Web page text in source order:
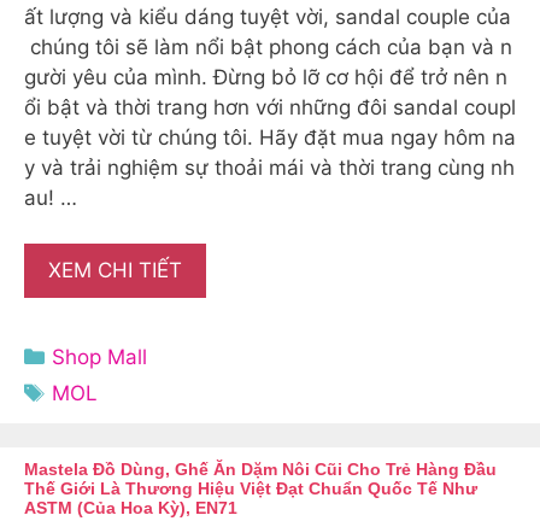
ất lượng và kiểu dáng tuyệt vời, sandal couple của
chúng tôi sẽ làm nổi bật phong cách của bạn và n
gười yêu của mình. Đừng bỏ lỡ cơ hội để trở nên n
ổi bật và thời trang hơn với những đôi sandal coupl
e tuyệt vời từ chúng tôi. Hãy đặt mua ngay hôm na
y và trải nghiệm sự thoải mái và thời trang cùng nh
au! …
XEM CHI TIẾT
Danh
mục
Shop Mall
Thẻ
MOL
Mastela Đồ Dùng, Ghế Ăn Dặm Nôi Cũi Cho Trẻ Hàng Đầu
Thế Giới Là Thương Hiệu Việt Đạt Chuẩn Quốc Tế Như
ASTM (của Hoa Kỳ), EN71